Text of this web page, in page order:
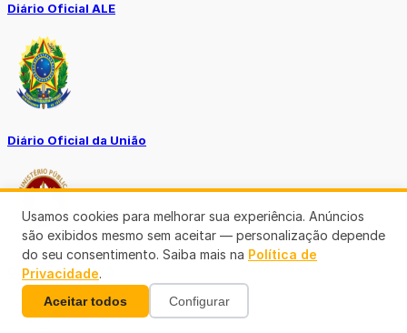
Diário Oficial ALE
Diário Oficial da União
Ouvidoria MP-RO
Usamos cookies para melhorar sua experiência. Anúncios
são exibidos mesmo sem aceitar — personalização depende
do seu consentimento. Saiba mais na Política de
Privacidade.
Aceitar todos Configurar